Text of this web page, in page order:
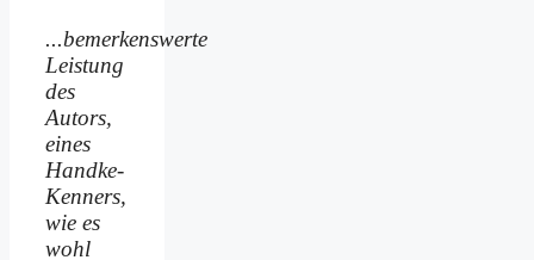
...bemerkenswerte
Leistung
des
Autors,
eines
Handke-
Kenners,
wie es
wohl